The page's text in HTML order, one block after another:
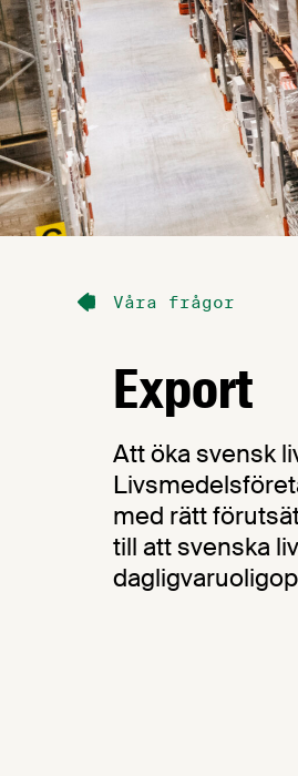
Våra frågor
Export
Att öka svensk
med rätt
till att svenska